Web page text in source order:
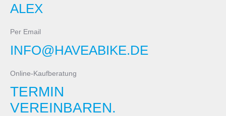
ALEX
Per Email
INFO@HAVEABIKE.DE
Online-Kaufberatung
TERMIN
VEREINBAREN.